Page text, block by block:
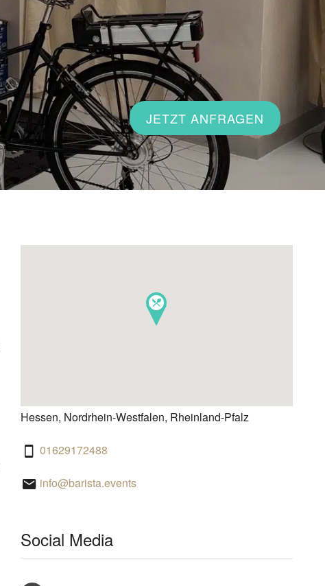
JETZT ANFRAGEN
Hessen, Nordrhein-Westfalen, Rheinland-Pfalz
01629172488
info@barista.events
Social Media